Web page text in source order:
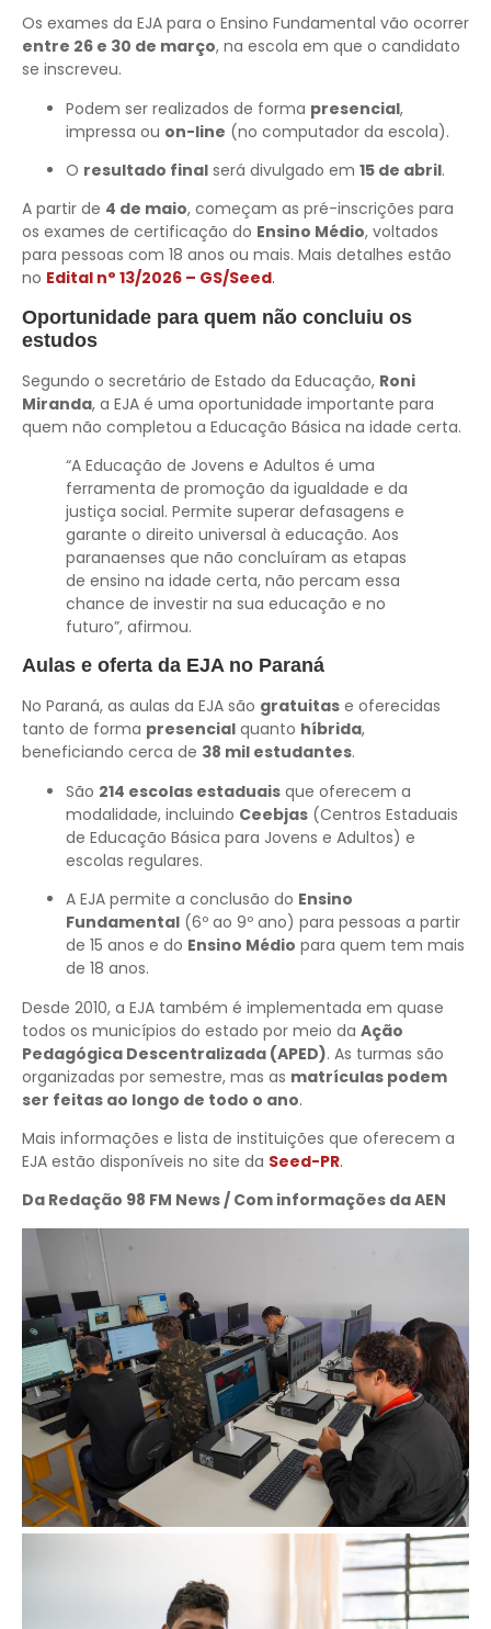
Os exames da EJA para o Ensino Fundamental vão ocorrer
entre 26 e 30 de março, na escola em que o candidato
se inscreveu.
Podem ser realizados de forma presencial,
impressa ou on-line (no computador da escola).
O resultado final será divulgado em 15 de abril.
A partir de 4 de maio, começam as pré-inscrições para
os exames de certificação do Ensino Médio, voltados
para pessoas com 18 anos ou mais. Mais detalhes estão
no Edital n° 13/2026 – GS/Seed.
Oportunidade para quem não concluiu os
estudos
Segundo o secretário de Estado da Educação, Roni
Miranda, a EJA é uma oportunidade importante para
quem não completou a Educação Básica na idade certa.
“A Educação de Jovens e Adultos é uma
ferramenta de promoção da igualdade e da
justiça social. Permite superar defasagens e
garante o direito universal à educação. Aos
paranaenses que não concluíram as etapas
de ensino na idade certa, não percam essa
chance de investir na sua educação e no
futuro”, afirmou.
Aulas e oferta da EJA no Paraná
No Paraná, as aulas da EJA são gratuitas e oferecidas
tanto de forma presencial quanto híbrida,
beneficiando cerca de 38 mil estudantes.
São 214 escolas estaduais que oferecem a
modalidade, incluindo Ceebjas (Centros Estaduais
de Educação Básica para Jovens e Adultos) e
escolas regulares.
A EJA permite a conclusão do Ensino
Fundamental (6º ao 9º ano) para pessoas a partir
de 15 anos e do Ensino Médio para quem tem mais
de 18 anos.
Desde 2010, a EJA também é implementada em quase
todos os municípios do estado por meio da Ação
Pedagógica Descentralizada (APED). As turmas são
organizadas por semestre, mas as matrículas podem
ser feitas ao longo de todo o ano.
Mais informações e lista de instituições que oferecem a
EJA estão disponíveis no site da Seed-PR.
Da Redação 98 FM News / Com informações da AEN